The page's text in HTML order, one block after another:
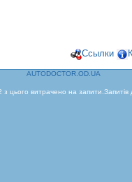
Ссылки
AUTODOCTOR.OD.UA
з цього витрачено на